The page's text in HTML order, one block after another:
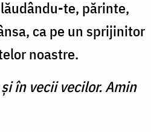
te, părinte,
ca pe un sprijinitor
noastre.
în vecii vecilor. Amin